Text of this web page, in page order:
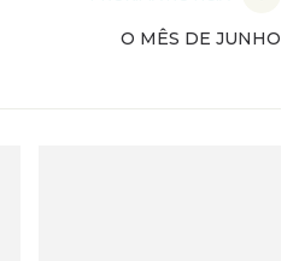
O MÊS DE JUNHO